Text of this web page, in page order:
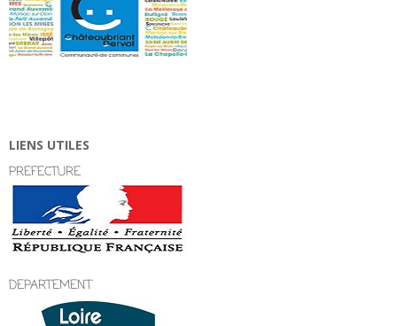
LIENS UTILES
PREFECTURE
DEPARTEMENT